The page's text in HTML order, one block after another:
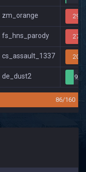
zm_orange 29/
fs_hns_parody 27/
cs_assault_1337 20/
de_dust2 9/
86/160